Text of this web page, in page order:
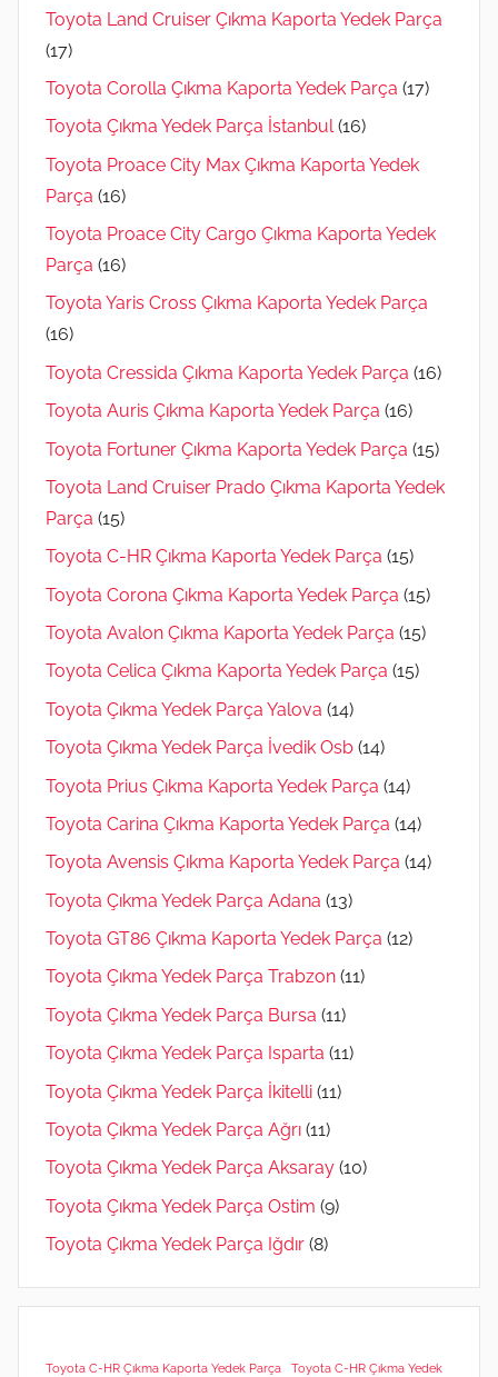
Toyota Land Cruiser Çıkma Kaporta Yedek Parça
(17)
Toyota Corolla Çıkma Kaporta Yedek Parça (17)
Toyota Çıkma Yedek Parça İstanbul (16)
Toyota Proace City Max Çıkma Kaporta Yedek
Parça (16)
Toyota Proace City Cargo Çıkma Kaporta Yedek
Parça (16)
Toyota Yaris Cross Çıkma Kaporta Yedek Parça
(16)
Toyota Cressida Çıkma Kaporta Yedek Parça (16)
Toyota Auris Çıkma Kaporta Yedek Parça (16)
Toyota Fortuner Çıkma Kaporta Yedek Parça (15)
Toyota Land Cruiser Prado Çıkma Kaporta Yedek
Parça (15)
Toyota C-HR Çıkma Kaporta Yedek Parça (15)
Toyota Corona Çıkma Kaporta Yedek Parça (15)
Toyota Avalon Çıkma Kaporta Yedek Parça (15)
Toyota Celica Çıkma Kaporta Yedek Parça (15)
Toyota Çıkma Yedek Parça Yalova (14)
Toyota Çıkma Yedek Parça İvedik Osb (14)
Toyota Prius Çıkma Kaporta Yedek Parça (14)
Toyota Carina Çıkma Kaporta Yedek Parça (14)
Toyota Avensis Çıkma Kaporta Yedek Parça (14)
Toyota Çıkma Yedek Parça Adana (13)
Toyota GT86 Çıkma Kaporta Yedek Parça (12)
Toyota Çıkma Yedek Parça Trabzon (11)
Toyota Çıkma Yedek Parça Bursa (11)
Toyota Çıkma Yedek Parça Isparta (11)
Toyota Çıkma Yedek Parça İkitelli (11)
Toyota Çıkma Yedek Parça Ağrı (11)
Toyota Çıkma Yedek Parça Aksaray (10)
Toyota Çıkma Yedek Parça Ostim (9)
Toyota Çıkma Yedek Parça Iğdır (8)
Toyota C-HR Çıkma Kaporta Yedek Parça Toyota C-HR Çıkma Yedek